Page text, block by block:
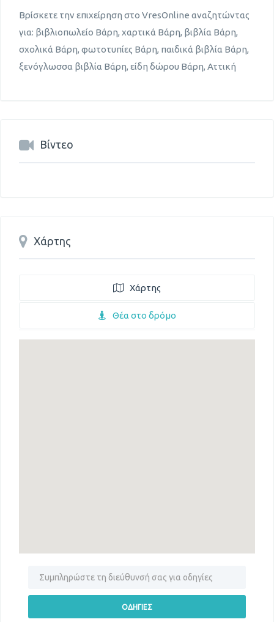
Βρίσκετε την επιχείρηση στο VresOnline αναζητώντας
για: βιβλιοπωλείο Βάρη, χαρτικά Βάρη, βιβλία Βάρη,
σχολικά Βάρη, φωτοτυπίες Βάρη, παιδικά βιβλία Βάρη,
ξενόγλωσσα βιβλία Βάρη, είδη δώρου Βάρη, Αττική
Βίντεο
Χάρτης
Χάρτης
Θέα στο δρόμο